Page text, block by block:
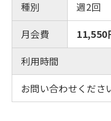
種別
週2回
月会費
11,550
利用時間
お問い合わせくださ